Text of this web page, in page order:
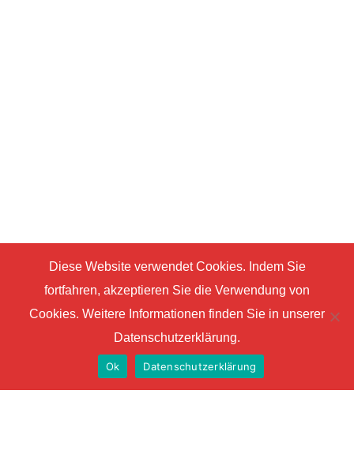
Diese Website verwendet Cookies. Indem Sie
fortfahren, akzeptieren Sie die Verwendung von
Cookies. Weitere Informationen finden Sie in unserer
Datenschutzerklärung.
Ok Datenschutzerklärung